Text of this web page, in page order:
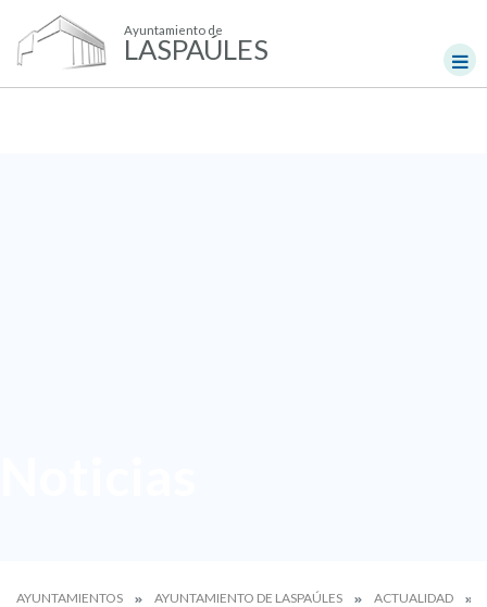
Ayuntamiento de
LASPAÚLES
AYUNTAMIENTOS AYUNTAMIENTO DE LASPAÚLES ACTUALIDAD